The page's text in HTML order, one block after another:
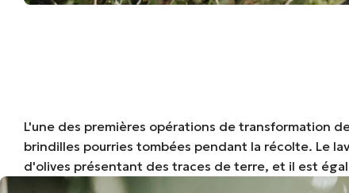
L'une des premières opérations de transformation
brindilles pourries tombées pendant la récolte. Le
d'olives présentant des traces de terre, et il est